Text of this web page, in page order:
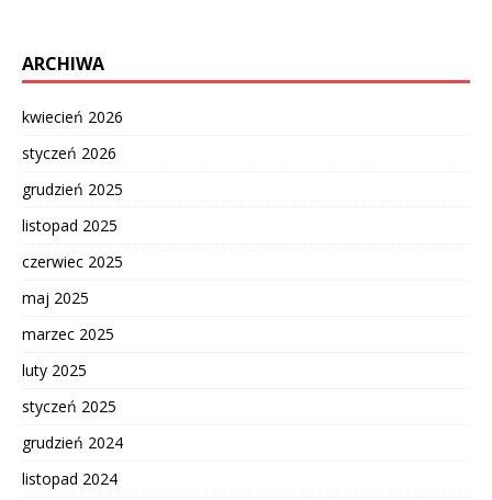
ARCHIWA
kwiecień 2026
styczeń 2026
grudzień 2025
listopad 2025
czerwiec 2025
maj 2025
marzec 2025
luty 2025
styczeń 2025
grudzień 2024
listopad 2024